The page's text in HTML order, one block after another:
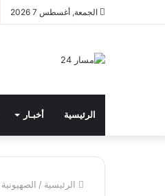
الجمعة, أغسطس 7 2026
الرئيسية أخبـار
الرئيسية / الصهيونية